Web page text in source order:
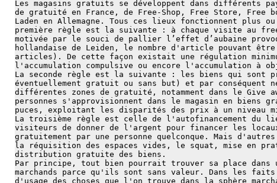
Les magasins gratuits se développent dans différents
de gratuité en France, de Free-Shop, Free Store, Free
Laden en Allemagne. Tous ces lieux fonctionnent plus
première règle est la suivante : à chaque visite au
motivée par le souci de pallier l’effet d’aubaine
hollandaise de Leiden, le nombre d'article pouvant
articles). De cette façon existait une régulation
l'accumulation compulsive ou encore l'accumulation à
La seconde règle est la suivante : les biens qui sont
éventuellement gratuit ou sans but) et par conséquent
différentes zones de gratuité, notamment dans le
personnes s'approvisionnent dans le magasin en biens
puces, exploitant les disparités des prix à un niveau
La troisième règle est celle de l'autofinancement du
visiteurs de donner de l'argent pour financer les
gratuitement par une personne quelconque. Mais
la réquisition des espaces vides, le squat, mise en
distribution gratuite des biens.
Par principe, tout bien pourrait trouver sa place dans
marchands parce qu'ils sont sans valeur. Dans les
d'usage des choses que l'on trouve dans la sphère